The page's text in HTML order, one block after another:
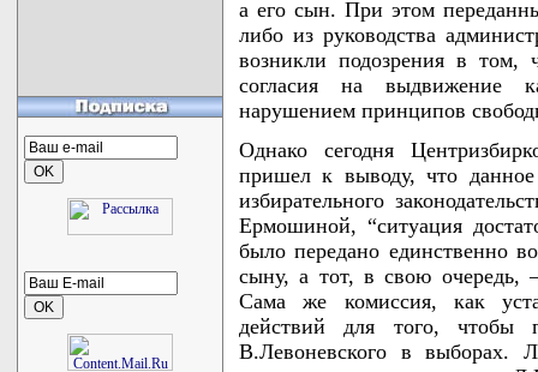
а его сын. При этом
либо из руководства
возникли подозрения в том,
согласия на выдвижение
нарушением принципов
Однако сегодня
пришел к выводу, что данное
избирательного
Ермошиной, “ситуация
было передано единственно
сыну, а тот, в свою
Сама же комиссия, как
действий для того, чтобы
В.Левоневского в выборах.